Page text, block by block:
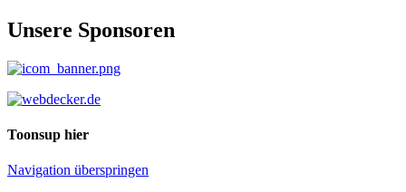
Unsere Sponsoren
Toonsup hier
Navigation überspringen